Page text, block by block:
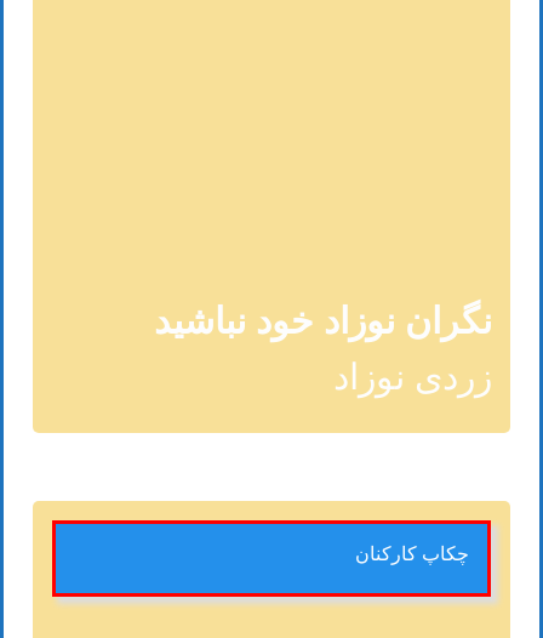
نگران نوزاد خود نباشید
زردی نوزاد
چکاپ کارکنان